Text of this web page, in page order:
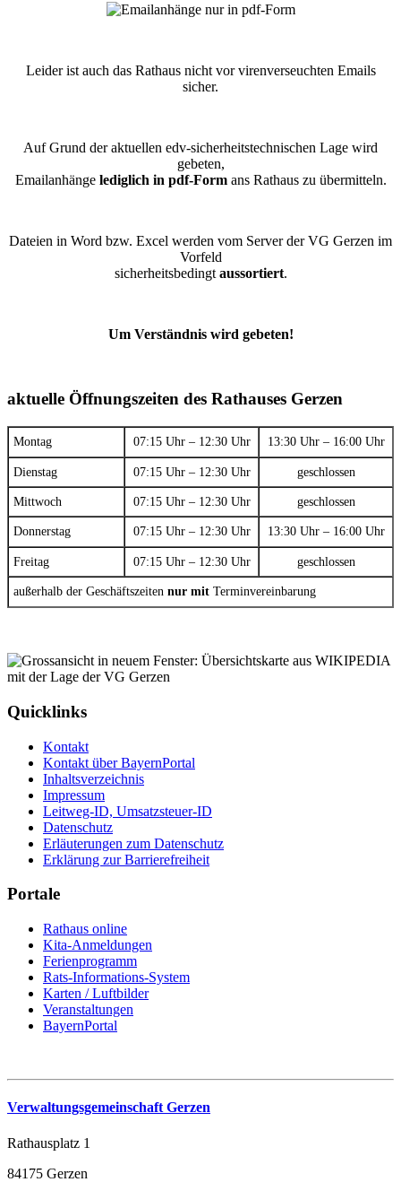
Leider ist auch das Rathaus nicht vor virenverseuchten Emails
sicher.
Auf Grund der aktuellen edv-sicherheitstechnischen Lage wird
gebeten,
Emailanhänge lediglich in pdf-Formans Rathaus zu übermitteln.
Dateien in Word bzw. Excel werden vom Server der VG Gerzen im
Vorfeld
sicherheitsbedingt aussortiert.
Um Verständnis wird gebeten!
aktuelle Öffnungszeiten des Rathauses Gerzen
Montag 07:15 Uhr – 12:30 Uhr 13:30 Uhr – 16:00 Uhr
Dienstag 07:15 Uhr – 12:30 Uhr geschlossen
Mittwoch 07:15 Uhr – 12:30 Uhr geschlossen
Donnerstag 07:15 Uhr – 12:30 Uhr 13:30 Uhr – 16:00 Uhr
Freitag 07:15 Uhr – 12:30 Uhr geschlossen
außerhalb der Geschäftszeiten nur mit Terminvereinbarung
Quicklinks
Kontakt
Kontakt über BayernPortal
Inhaltsverzeichnis
Impressum
Leitweg-ID, Umsatzsteuer-ID
Datenschutz
Erläuterungen zum Datenschutz
Erklärung zur Barrierefreiheit
Portale
Rathaus online
Kita-Anmeldungen
Ferienprogramm
Rats-Informations-System
Karten / Luftbilder
Veranstaltungen
BayernPortal
Verwaltungsgemeinschaft Gerzen
Rathausplatz 1
84175 Gerzen